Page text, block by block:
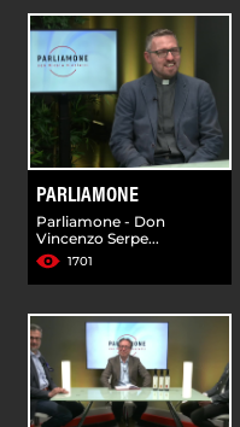
PARLIAMONE
Parliamone - Don
Vincenzo Serpe...
1701